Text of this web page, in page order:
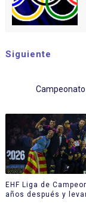
Siguiente
Campeonato
EHF Liga de
años después y